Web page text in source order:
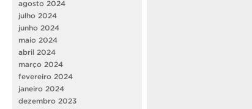
agosto 2024
julho 2024
junho 2024
maio 2024
abril 2024
março 2024
fevereiro 2024
janeiro 2024
dezembro 2023